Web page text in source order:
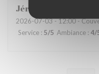
Jérôme
2026-07-03- 12:00 -
Service : 5/5 Ambiance : 4/